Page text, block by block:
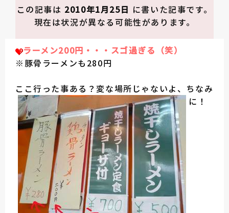
この記事は 2010年1月25日 に書いた記事です。
現在は状況が異なる可能性があります。
ラーメン200円 ・・・スゴ過ぎる（笑）
※豚骨ラーメンも280円
ここ行った事ある？変な場所じゃないよ、ちなみ
に！